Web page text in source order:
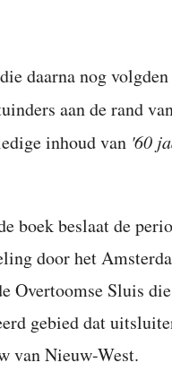
daarna nog
aan de rand
inhoud van '60
boek beslaat de
door het
Overtoomse Sluis
gebied dat
van Nieuw-West.